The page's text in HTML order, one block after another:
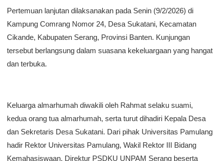
Pertemuan lanjutan dilaksanakan pada Senin (9/2/2026) di
Kampung Comrang Nomor 24, Desa Sukatani, Kecamatan
Cikande, Kabupaten Serang, Provinsi Banten. Kunjungan
tersebut berlangsung dalam suasana kekeluargaan yang hangat
dan terbuka.
Keluarga almarhumah diwakili oleh Rahmat selaku suami,
kedua orang tua almarhumah, serta turut dihadiri Kepala Desa
dan Sekretaris Desa Sukatani. Dari pihak Universitas Pamulang
hadir Rektor Universitas Pamulang, Wakil Rektor III Bidang
Kemahasiswaan, Direktur PSDKU UNPAM Serang beserta